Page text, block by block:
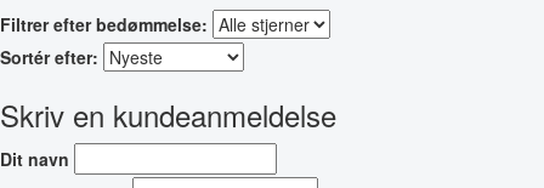
Filtrer efter bedømmelse:
Sortér efter:
Skriv en kundeanmeldelse
Dit navn